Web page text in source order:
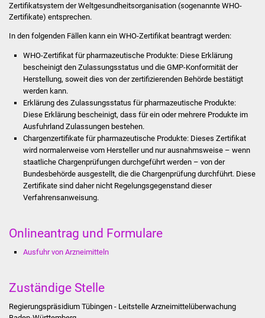
Veröffentlichungen
Ortsrecht
FNP / Bebauungspläne
Stadtinfo
Jubiläumsjahr 2021
Partnerstädte
Schulentwicklung Bizet
Zertifikatsystem der Weltgesundheitsorganisation (sogenannte WHO-
Zertifikate) entsprechen.
In den folgenden Fällen kann ein WHO-Zertifikat beantragt werden:
WHO-Zertifikat für pharmazeutische Produkte: Diese Erklärung
bescheinigt den Zulassungsstatus und die GMP-Konformität der
Herstellung, soweit dies von der zertifizierenden Behörde bestätigt
werden kann.
Erklärung des Zulassungsstatus für pharmazeutische Produkte:
Diese Erklärung bescheinigt, dass für ein oder mehrere Produkte im
Ausfuhrland Zulassungen bestehen.
Chargenzertifikate für pharmazeutische Produkte: Dieses Zertifikat
wird normalerweise vom Hersteller und nur ausnahmsweise – wenn
staatliche Chargenprüfungen durchgeführt werden – von der
Bundesbehörde ausgestellt, die die Chargenprüfung durchführt. Diese
Zertifikate sind daher nicht Regelungsgegenstand dieser
Verfahrensanweisung.
Onlineantrag und Formulare
Ausfuhr von Arzneimitteln
Zuständige Stelle
Regierungspräsidium Tübingen - Leitstelle Arzneimittelüberwachung